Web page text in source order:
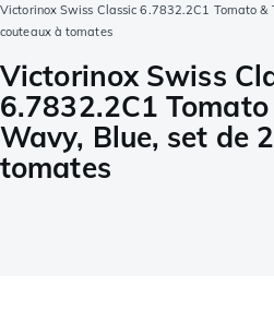
Victorinox Swiss Classic 6.7832.2C1 Tomato &
couteaux à tomates
Victorinox Swiss
6.7832.2C1
Wavy, Blue, set de
tomates